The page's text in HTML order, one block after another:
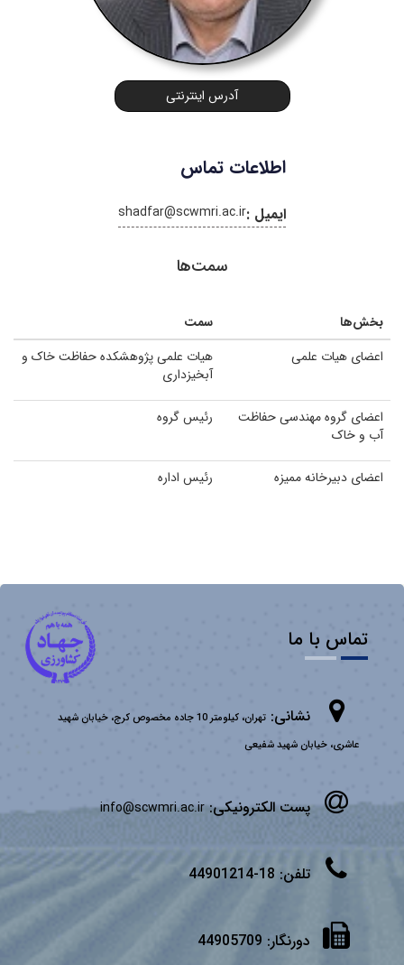
آدرس اینترنتی
اطلاعات تماس
ایمیل :shadfar@scwmri.ac.ir
سمت‌ها
بخش‌ها
سمت
اعضای هیات علمی
هیات علمی پژوهشکده حفاظت خاک و
آبخیزداری
اعضای گروه مهندسی حفاظت
آب و خاک
رئیس گروه
اعضای دبیرخانه ممیزه رئیس اداره
تماس با ما
نشانی:
تهران، کیلومتر 10 جاده مخصوص کرج، خیابان شهید
عاشری، خیابان شهید شفیعی
پست الکترونیکی:info@scwmri.ac.ir
تلفن: 18-44901214
دورنگار: 44905709